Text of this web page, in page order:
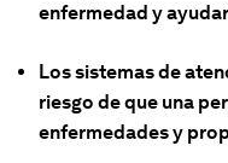
enfermedad y
Los sistemas de
riesgo de que una
enfermedades y